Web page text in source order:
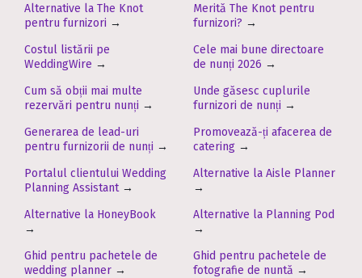
Alternative la The Knot
pentru furnizori →
Merită The Knot pentru
furnizori? →
Costul listării pe
WeddingWire →
Cele mai bune directoare
de nunți 2026 →
Cum să obții mai multe
rezervări pentru nunți →
Unde găsesc cuplurile
furnizori de nunți →
Generarea de lead-uri
pentru furnizorii de nunți →
Promovează-ți afacerea de
catering →
Portalul clientului Wedding
Planning Assistant→
Alternative la Aisle Planner
→
Alternative la HoneyBook
→
Alternative la Planning Pod
→
Ghid pentru pachetele de
wedding planner →
Ghid pentru pachetele de
fotografie de nuntă →